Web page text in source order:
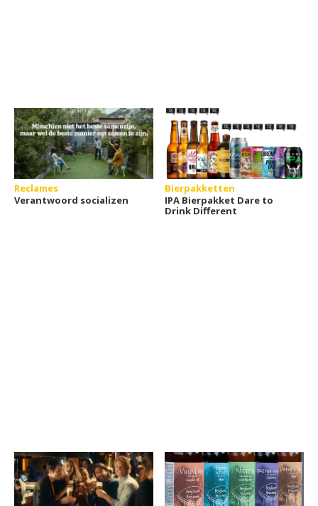
Reclames
Verantwoord socializen
Bierpakketten
IPA Bierpakket Dare to
Drink Different